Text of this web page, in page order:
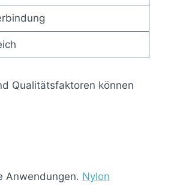
Qualitätsfaktoren können
Anwendungen. Nylon